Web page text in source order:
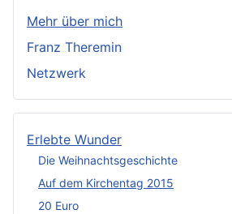
Mehr über mich
Franz Theremin
Netzwerk
Erlebte Wunder
Die Weihnachtsgeschichte
Auf dem Kirchentag 2015
20 Euro